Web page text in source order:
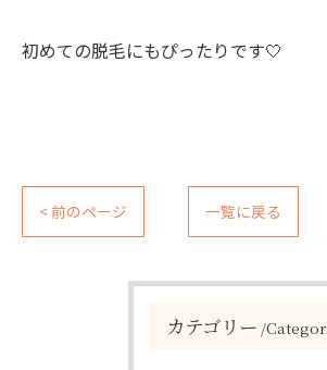
初めての脱毛にもぴったりです🤍
< 前のページ 一覧に戻る
カテゴリー